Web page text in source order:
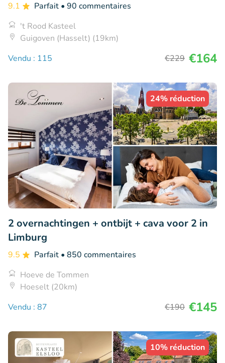
9.1 Parfait • 90 commentaires
't Rood Kasteel
Guigoven (Hasselt) (19km)
Vendu : 115
€229 €164
24% réduction
2 overnachtingen + ontbijt + cava voor 2 in
Limburg
9.5 Parfait • 850 commentaires
Hoeve de Tommen
Hoeselt (20km)
Vendu : 87
€190 €145
10% réduction